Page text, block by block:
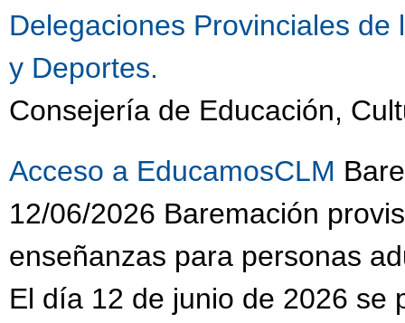
Delegaciones Provinciales
y Deportes.
Consejería de Educación,
Acceso a EducamosCLM
12/06/2026 Baremación
enseñanzas para personas
El día 12 de junio de 2026 se